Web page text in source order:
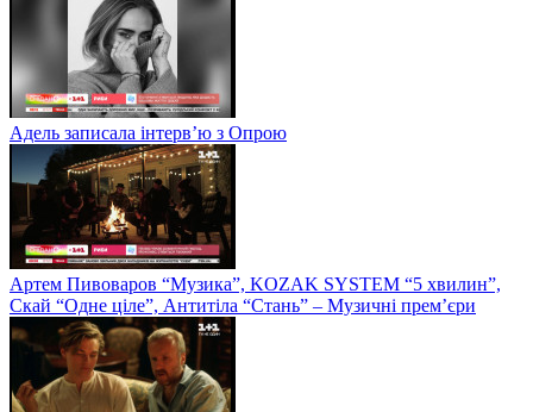
Адель записала інтерв’ю з Опрою
Артем Пивоваров “Музика”, KOZAK SYSTEM “5 хвилин”,
Скай “Одне ціле”, Антитіла “Стань” – Музичні прем’єри